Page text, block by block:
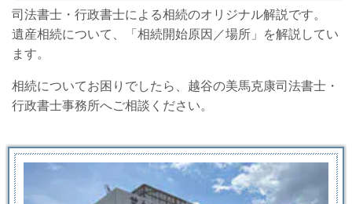
司法書士・行政書士による相続のオリジナル解説です。
遺産相続について、「相続開始原因／場所」を解説してい
ます。
相続についてお困りでしたら、越谷の美馬克康司法書士・
行政書士事務所へご相談ください。